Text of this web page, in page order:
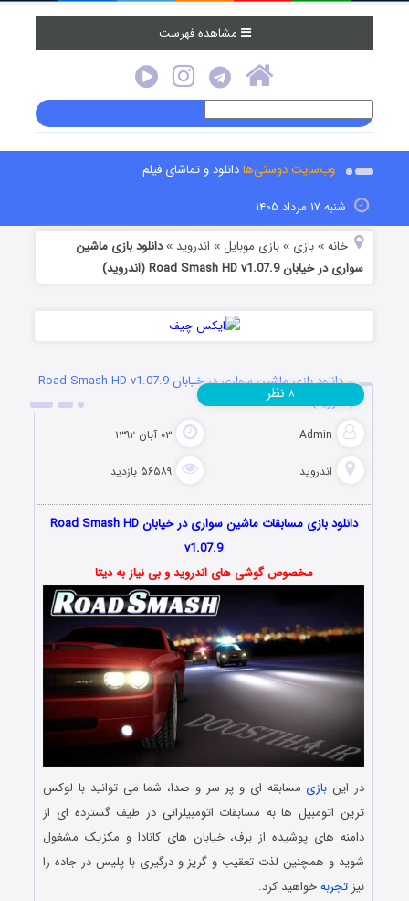
مشاهده فهرست
وب‌سایت دوستی‌هادانلود و تماشای فیلم
شنبه ۱۷ مرداد ۱۴۰۵
خانه »بازی »بازی موبایل » اندروید »دانلود بازی ماشین
سواری در خیابان Road Smash HD v1.07.9 (اندروید)
دانلود بازی ماشین سواری در خیابان Road Smash HD v1.07.9
(اندروید)
Admin ۰۳ آبان ۱۳۹۲
اندروید ۵۶۵۸۹ بازدید
۸ نظر
دانلود بازی مسابقات ماشین سواری در خیابان Road Smash HD
v1.07.9
مخصوص گوشی های اندروید و بی نیاز به دیتا
در این بازی مسابقه ای و پر سر و صدا، شما می توانید با لوکس
ترین اتومبیل ها به مسابقات اتومبیلرانی در طیف گسترده ای از
دامنه های پوشیده از برف، خیابان های کانادا و مکزیک مشغول
شوید و همچنین لذت تعقیب و گریز و درگیری با پلیس در جاده را
نیزتجربهخواهید کرد.